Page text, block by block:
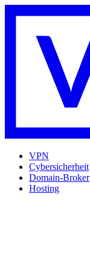
VPN
Cybersicherheit
Domain-Broker
Hosting